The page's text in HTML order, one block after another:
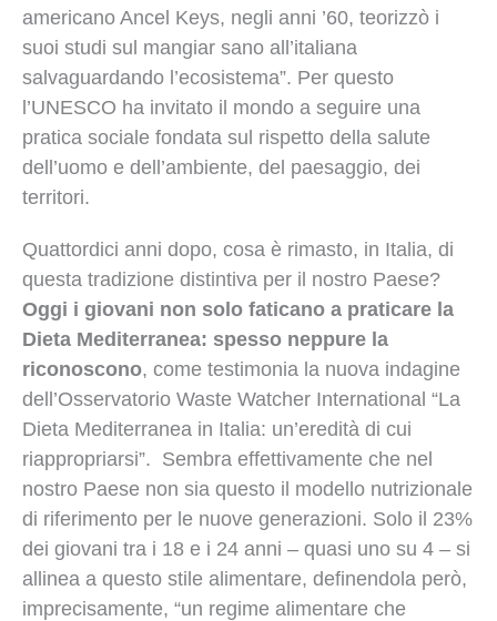
americano Ancel Keys, negli anni ’60, teorizzò i
suoi studi sul mangiar sano all’italiana
salvaguardando l’ecosistema”. Per questo
l’UNESCO ha invitato il mondo a seguire una
pratica sociale fondata sul rispetto della salute
dell’uomo e dell’ambiente, del paesaggio, dei
territori.
Quattordici anni dopo, cosa è rimasto, in Italia, di
questa tradizione distintiva per il nostro Paese?
Oggi i giovani non solo faticano a praticare la
Dieta Mediterranea: spesso neppure la
riconoscono, come testimonia la nuova indagine
dell’Osservatorio Waste Watcher International “La
Dieta Mediterranea in Italia: un’eredità di cui
riappropriarsi”. Sembra effettivamente che nel
nostro Paese non sia questo il modello nutrizionale
di riferimento per le nuove generazioni. Solo il 23%
dei giovani tra i 18 e i 24 anni – quasi uno su 4 – si
allinea a questo stile alimentare, definendola però,
imprecisamente, “un regime alimentare che